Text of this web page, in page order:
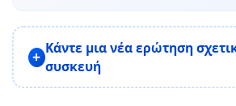
Κάντε μια νέα ερώτηση
συσκευή